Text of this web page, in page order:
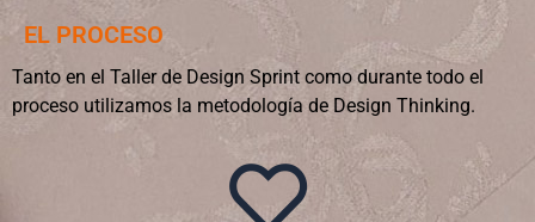
EL PROCESO
Tanto en el Taller de Design Sprint como durante todo el
proceso utilizamos la metodología de Design Thinking.